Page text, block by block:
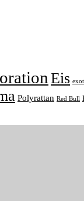
Eis
Polyrattan Red Bull